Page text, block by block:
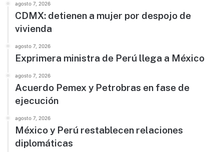
agosto 7, 2026
CDMX: detienen a mujer por despojo de
vivienda
agosto 7, 2026
Exprimera ministra de Perú llega a México
agosto 7, 2026
Acuerdo Pemex y Petrobras en fase de
ejecución
agosto 7, 2026
México y Perú restablecen relaciones
diplomáticas